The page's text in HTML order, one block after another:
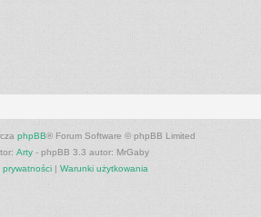
phpBB® Forum Software © phpBB Limited
Arty - phpBB 3.3 autor: MrGaby
prywatności| Warunki użytkowania